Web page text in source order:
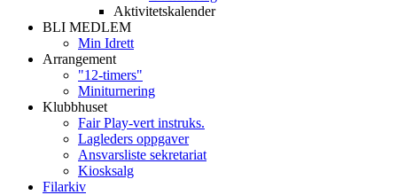
Aktivitetskalender
BLI MEDLEM
Min Idrett
Arrangement
"12-timers"
Miniturnering
Klubbhuset
Fair Play-vert instruks.
Lagleders oppgaver
Ansvarsliste sekretariat
Kiosksalg
Filarkiv